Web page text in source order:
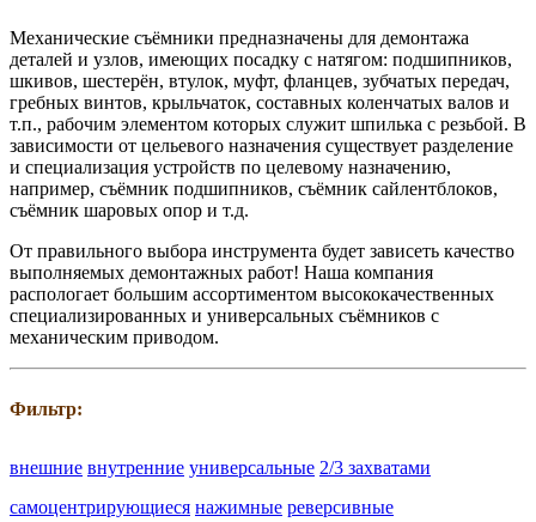
Механические съёмники предназначены для демонтажа
деталей и узлов, имеющих посадку с натягом: подшипников,
шкивов, шестерён, втулок, муфт, фланцев, зубчатых передач,
гребных винтов, крыльчаток, составных коленчатых валов и
т.п., рабочим элементом которых служит шпилька с резьбой. В
зависимости от цельевого назначения существует разделение
и специализация устройств по целевому назначению,
например, съёмник подшипников, съёмник сайлентблоков,
съёмник шаровых опор и т.д.
От правильного выбора инструмента будет зависеть качество
выполняемых демонтажных работ! Наша компания
распологает большим ассортиментом высококачественных
специализированных и универсальных съёмников с
механическим приводом.
Фильтр:
внешние внутренние универсальные 2/3 захватами
самоцентрирующиеся нажимные реверсивные